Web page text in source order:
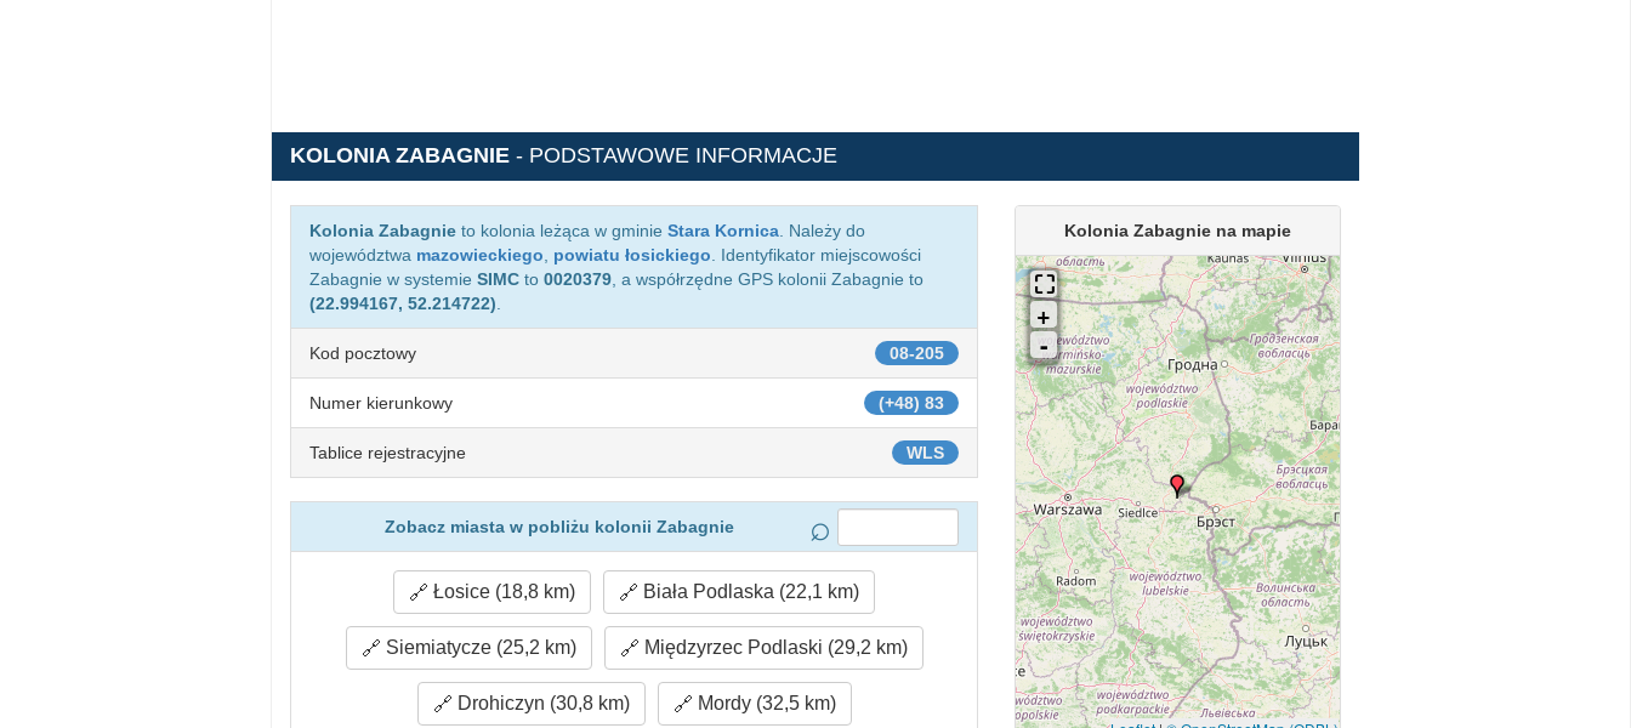
KOLONIA ZABAGNIE - PODSTAWOWE INFORMACJE
Kolonia Zabagnie to kolonia leżąca w gminie Stara Kornica . Należy do
województwa mazowieckiego powiatu łosickiego . Identyfikator miejscowości
Zabagnie w systemie SIMC to 0020379 , a współrzędne GPS kolonii Zabagnie to
(22.994167, 52.214722)
08-205
Kod pocztowy
(+48) 83
Numer kierunkowy
WLS
Tablice rejestracyjne
Zobacz miasta w pobliżu kolonii Zabagnie
Łosice (18,8 km) Biała Podlaska (22,1 km)
Siemiatycze (25,2 km) Międzyrzec Podlaski (29,2 km)
Drohiczyn (30,8 km) Mordy (32,5 km)
Kolonia Zabagnie na mapie